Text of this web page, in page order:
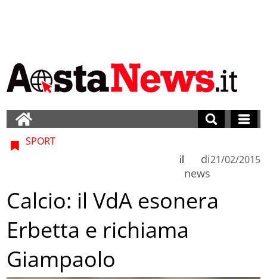
SPORT
di
news
il 21/02/2015
Calcio: il VdA esonera
Erbetta e richiama
Giampaolo